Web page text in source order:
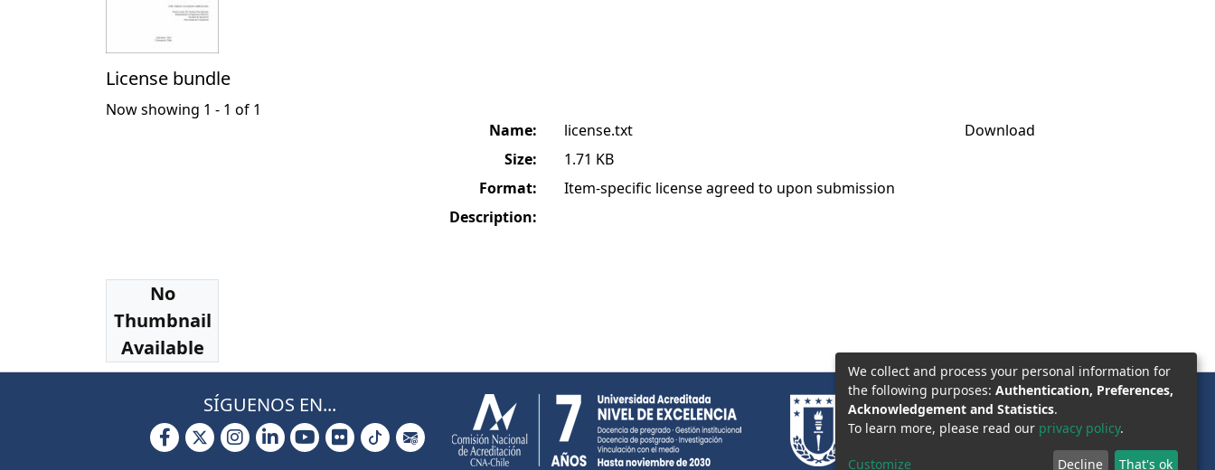
License bundle
Now showing 1 - 1 of 1
No
Thumbnail
Available
Name:
license.txt
Size:
1.71 KB
Format:
Item-specific license agreed to upon submission
Description:
Download
Collections
Tesis Magíster
SÍGUENOS EN...
We collect and process your personal information for
the following purposes: Authentication, Preferences,
Acknowledgement and Statistics.
To learn more, please read our privacy policy.
Customize Decline That's ok